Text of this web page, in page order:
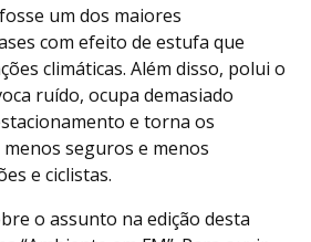
um dos maiores
com efeito de estufa que
climáticas. Além disso, polui o
ruído, ocupa demasiado
e torna os
seguros e menos
e ciclistas.
o assunto na edição desta